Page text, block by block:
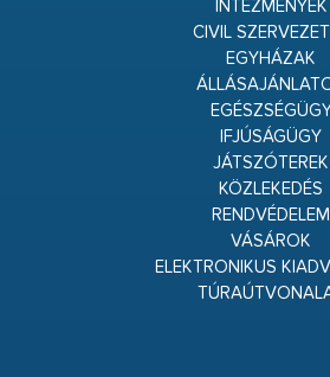
INTÉZMÉNYEK
CIVIL
EGYHÁZAK
EGÉSZSÉGÜGY
IFJÚSÁGÜGY
JÁTSZÓTEREK
KÖZLEKEDÉS
RENDVÉDELEM
VÁSÁROK
ELEKTRONIKUS